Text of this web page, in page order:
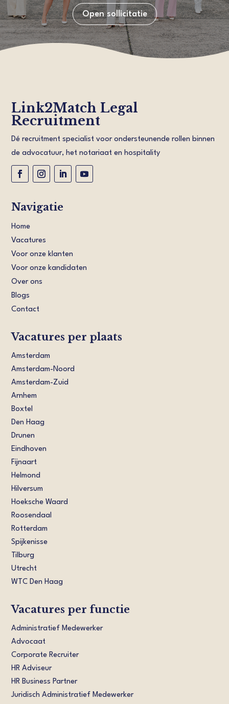
Open sollicitatie
Link2Match Legal
Recruitment
Dé recruitment specialist voor ondersteunende rollen binnen
de advocatuur, het notariaat en hospitality
Navigatie
Home
Vacatures
Voor onze klanten
Voor onze kandidaten
Over ons
Blogs
Contact
Vacatures per plaats
Amsterdam
Amsterdam-Noord
Amsterdam-Zuid
Arnhem
Boxtel
Den Haag
Drunen
Eindhoven
Fijnaart
Helmond
Hilversum
Hoeksche Waard
Roosendaal
Rotterdam
Spijkenisse
Tilburg
Utrecht
WTC Den Haag
Vacatures per functie
Administratief Medewerker
Advocaat
Corporate Recruiter
HR Adviseur
HR Business Partner
Juridisch Administratief Medewerker